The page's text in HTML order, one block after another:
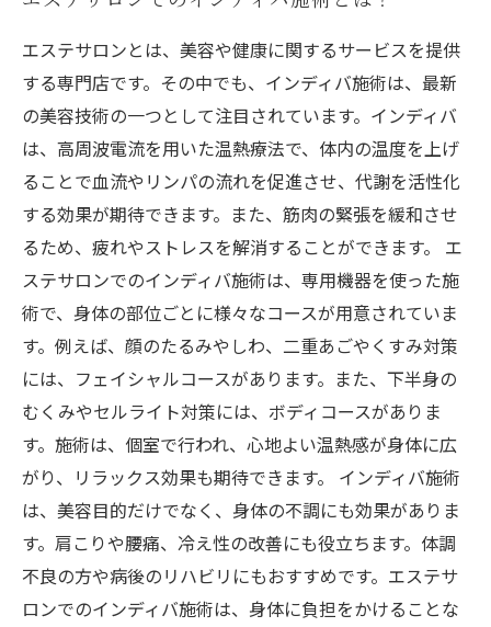
エステサロンとは、美容や健康に関するサービスを提供
する専門店です。その中でも、インディバ施術は、最新
の美容技術の一つとして注目されています。インディバ
は、高周波電流を用いた温熱療法で、体内の温度を上げ
ることで血流やリンパの流れを促進させ、代謝を活性化
する効果が期待できます。また、筋肉の緊張を緩和させ
るため、疲れやストレスを解消することができます。 エ
ステサロンでのインディバ施術は、専用機器を使った施
術で、身体の部位ごとに様々なコースが用意されていま
す。例えば、顔のたるみやしわ、二重あごやくすみ対策
には、フェイシャルコースがあります。また、下半身の
むくみやセルライト対策には、ボディコースがありま
す。施術は、個室で行われ、心地よい温熱感が身体に広
がり、リラックス効果も期待できます。 インディバ施術
は、美容目的だけでなく、身体の不調にも効果がありま
す。肩こりや腰痛、冷え性の改善にも役立ちます。体調
不良の方や病後のリハビリにもおすすめです。エステサ
ロンでのインディバ施術は、身体に負担をかけることな